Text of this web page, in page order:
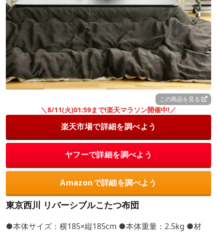
この商品を見る
＼8/11(火)01:59まで!楽天マラソン開催中!／
楽天市場で詳細を調べよう
ヤフーで詳細を調べよう
Amazonで詳細を調べよう
東京西川 リバーシブルこたつ布団
●本体サイズ：横185×縦185cm ●本体重量：2.5kg ●材